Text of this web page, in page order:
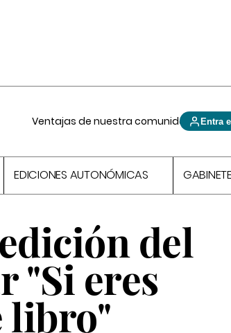
Ventajas de nuestra comunidad Entra
EDICIONES AUTONÓMICAS
del
"Si eres
libro"